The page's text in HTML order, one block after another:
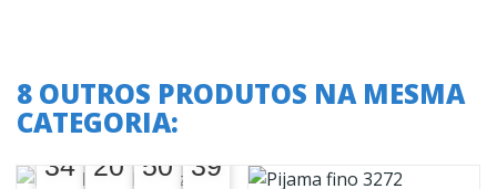
8 OUTROS PRODUTOS NA MESMA
CATEGORIA:
A oferta termina em:
34
34
00 20
20
00 50
50
00 39
38
39